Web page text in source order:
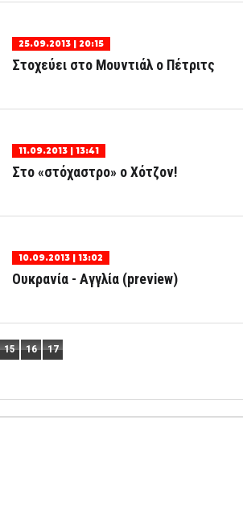
25.09.2013 | 20:15
Στοχεύει στο Μουντιάλ ο Πέτριτς
11.09.2013 | 13:41
Στο «στόχαστρο» ο Χότζον!
10.09.2013 | 13:02
Ουκρανία - Αγγλία (preview)
15 16 17